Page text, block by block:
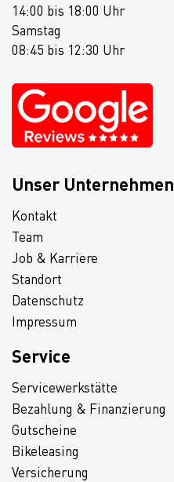
14:00 bis 18:00 Uhr
Samstag
08:45 bis 12:30 Uhr
Unser Unternehmen
Kontakt
Team
Job & Karriere
Standort
Datenschutz
Impressum
Service
Servicewerkstätte
Bezahlung & Finanzierung
Gutscheine
Bikeleasing
Versicherung